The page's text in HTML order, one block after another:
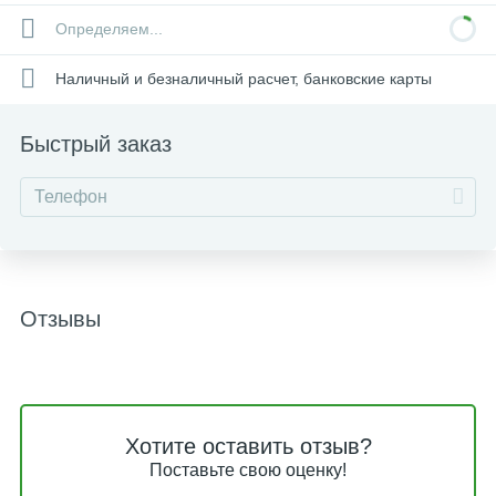
Определяем...
Наличный и безналичный расчет, банковские карты
Быстрый заказ
Отзывы
Хотите оставить отзыв?
Поставьте свою оценку!